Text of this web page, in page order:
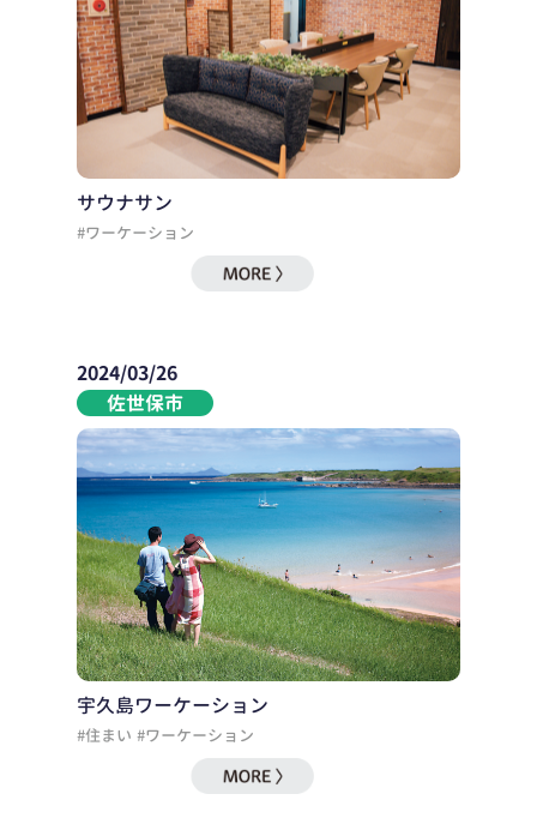
サウナサン
#ワーケーション
2024/03/26
佐世保市
宇久島ワーケーション
#住まい #ワーケーション